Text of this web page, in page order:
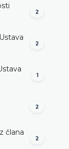
2
2
1
2
člana
2